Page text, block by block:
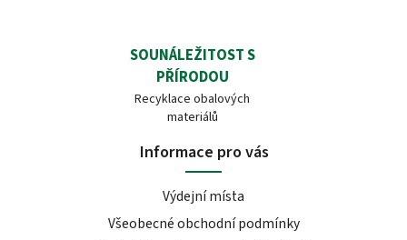
SOUNÁLEŽITOST S
PŘÍRODOU
Recyklace obalových
materiálů
Informace pro vás
Výdejní místa
Všeobecné obchodní podmínky